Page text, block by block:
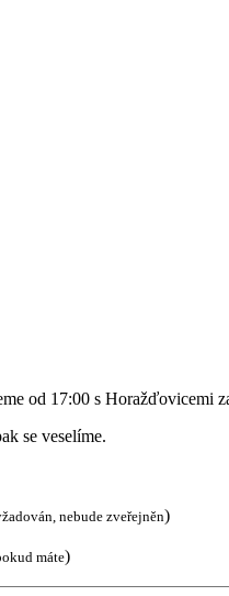
od 17:00 s Horažďovicemi
se veselíme.
nebude zveřejněn)
máte)